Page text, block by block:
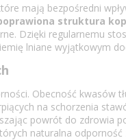
mają bezpośredni
struktura
Dzięki regularnemu
lniane wyjątkowym
Obecność kwasów
na schorzenia
powrót do zdrowia
naturalna